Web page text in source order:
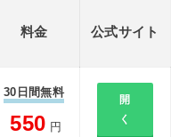
料金 公式サイト
30日間無料
550 円
開
く